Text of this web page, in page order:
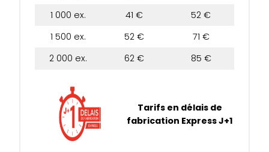
1 000 ex.
41 €
52 €
1 500 ex.
52 €
71 €
2 000 ex.
62 € 85 €
Tarifs en délais de
fabrication Express J+1